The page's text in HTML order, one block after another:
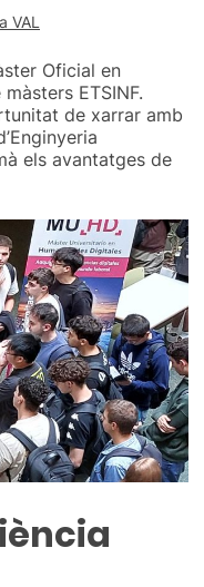
VAL
Oficial en
ETSINF.
de xarrar amb
els avantatges de